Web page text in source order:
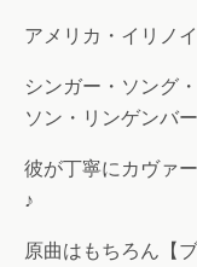
アメリカ・イリノ
シンガー・ソング
ソン・リンゲンバー
彼が丁寧にカヴァ
♪
原曲はもちろん【